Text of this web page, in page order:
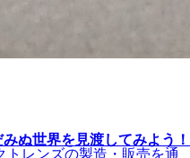
ぬ世界を見渡してみよう！
トレンズの製造・販売を通